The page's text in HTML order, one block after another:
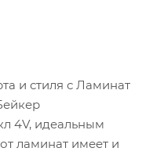
и стиля с Ламинат
4V, идеальным
ламинат имеет и